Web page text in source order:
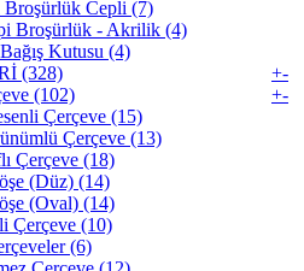
Broşürlük Cepli (7)
Broşürlük - Akrilik (4)
Kutusu (4)
(328)
+-
(102)
+-
Çerçeve (15)
Çerçeve (13)
Çerçeve (18)
(Düz) (14)
(Oval) (14)
Çerçeve (10)
(6)